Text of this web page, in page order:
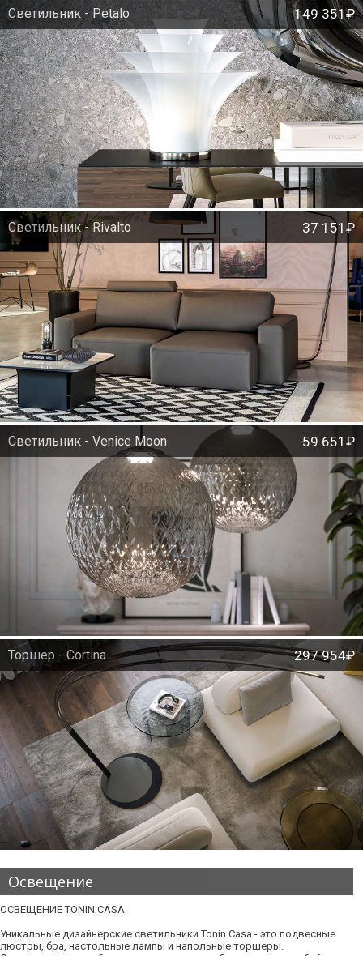
Светильник - Petalo 149 351₽
Светильник - Rivalto 37 151₽
Светильник - Venice Moon 59 651₽
Торшер - Cortina 297 954₽
Освещение
ОСВЕЩЕНИЕ TONIN CASA
Уникальные дизайнерские светильники Tonin Casa - это подвесные
люстры, бра, настольные лампы и напольные торшеры.